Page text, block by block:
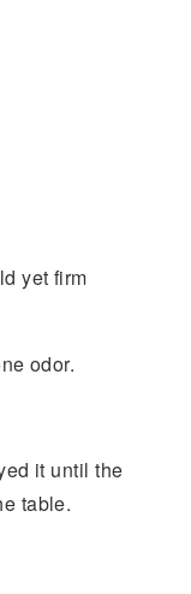
yet firm
odor.
it until the
table.